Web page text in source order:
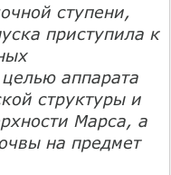
ступени,
приступила к
аппарата
структуры и
Марса, а
на предмет